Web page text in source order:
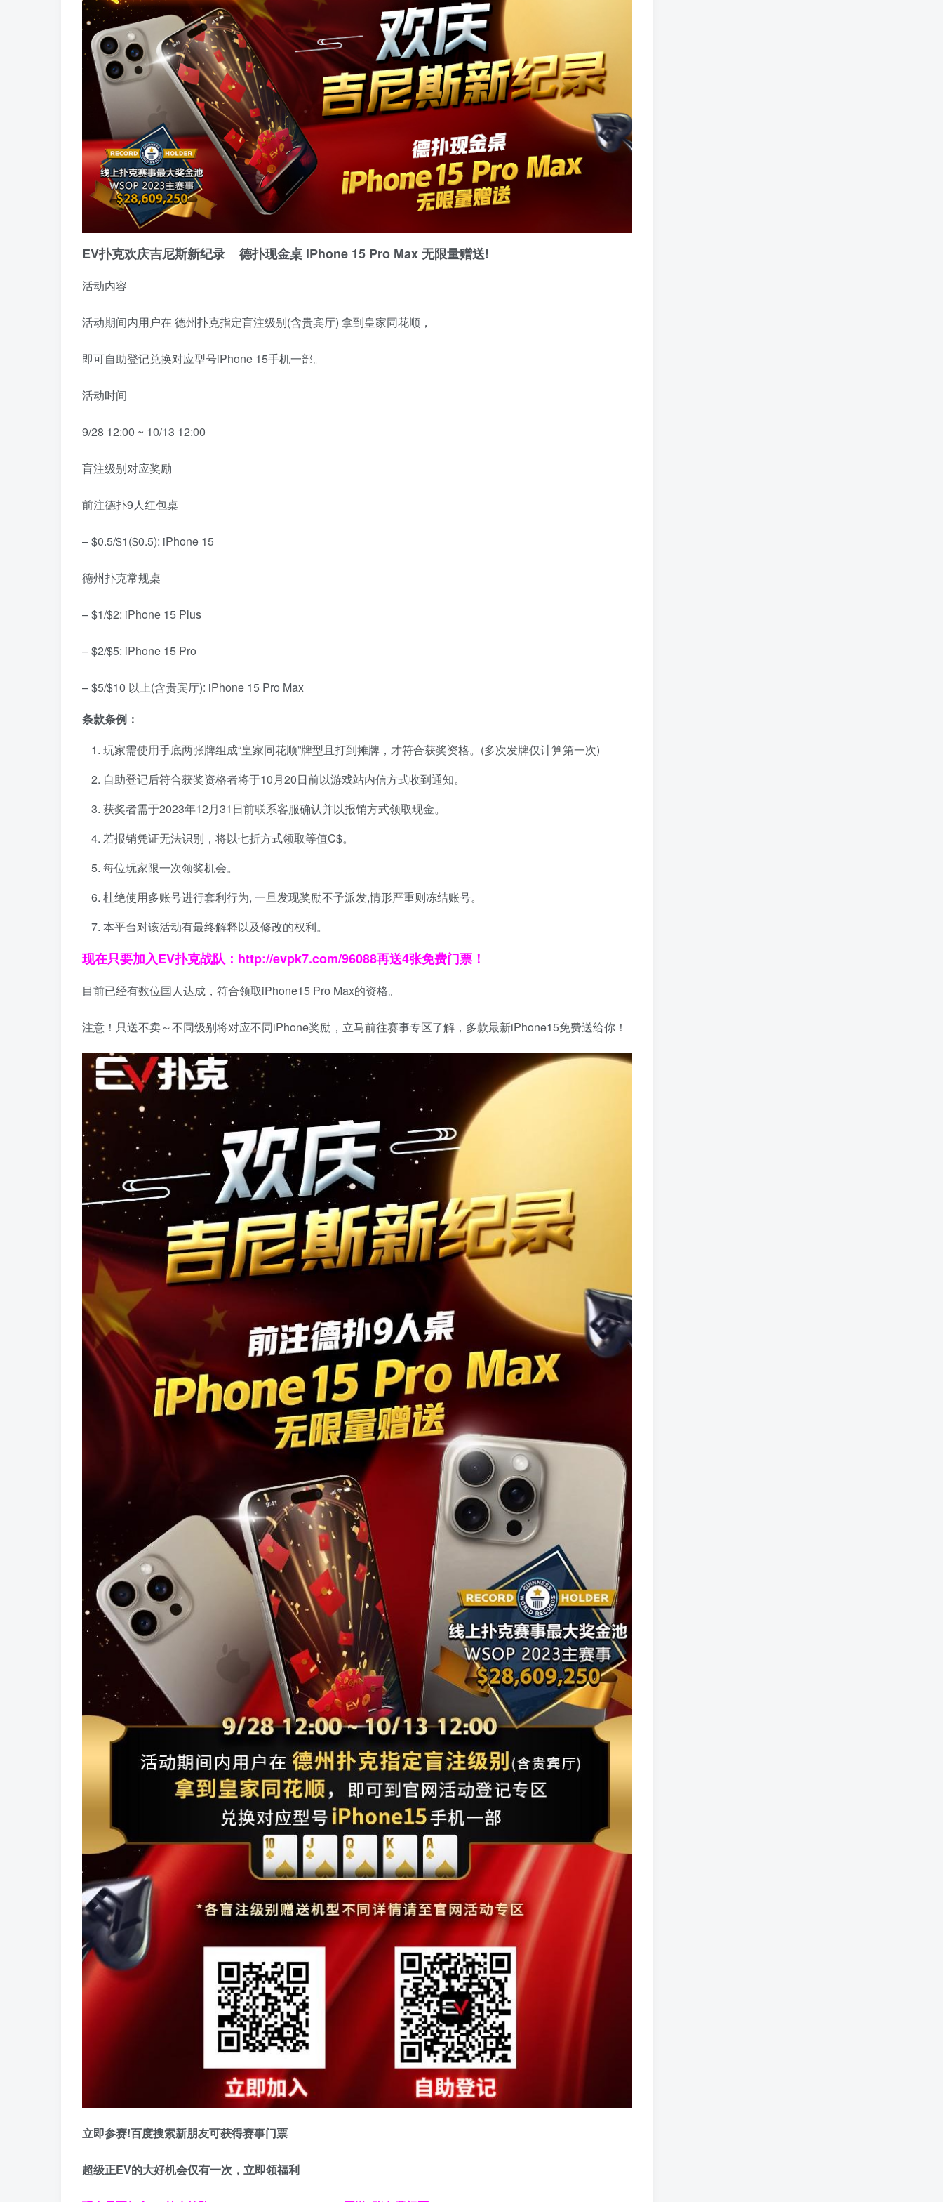
EV扑克欢庆吉尼斯新纪录 德扑现金桌 iPhone 15 Pro Max 无限量赠送!
活动内容
活动期间内用户在 德州扑克指定盲注级别(含贵宾厅) 拿到皇家同花顺，
即可自助登记兑换对应型号iPhone 15手机一部。
活动时间
9/28 12:00 ~ 10/13 12:00
盲注级别对应奖励
前注德扑9人红包桌
– $0.5/$1($0.5): iPhone 15
德州扑克常规桌
– $1/$2: iPhone 15 Plus
– $2/$5: iPhone 15 Pro
– $5/$10 以上(含贵宾厅): iPhone 15 Pro Max
条款条例：
玩家需使用手底两张牌组成“皇家同花顺”牌型且打到摊牌，才符合获奖资格。(多次发牌仅计算第一次)
自助登记后符合获奖资格者将于10月20日前以游戏站内信方式收到通知。
获奖者需于2023年12月31日前联系客服确认并以报销方式领取现金。
若报销凭证无法识别，将以七折方式领取等值C$。
每位玩家限一次领奖机会。
杜绝使用多账号进行套利行为, 一旦发现奖励不予派发,情形严重则冻结账号。
本平台对该活动有最终解释以及修改的权利。
现在只要加入EV扑克战队： http://evpk7.com/96088再送4张免费门票！
目前已经有数位国人达成，符合领取iPhone15 Pro Max的资格。
注意！只送不卖～不同级别将对应不同iPhone奖励，立马前往赛事专区了解，多款最新iPhone15免费送给你！
立即参赛!百度搜索新朋友可获得赛事门票
超级正EV的大好机会仅有一次，立即领福利